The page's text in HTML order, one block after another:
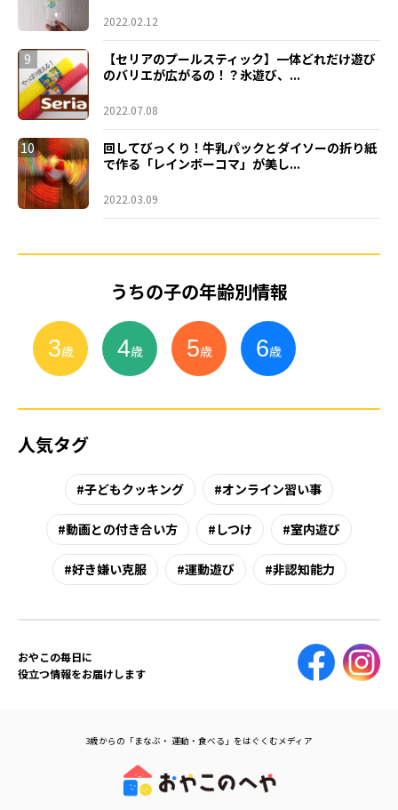
2022.02.12
9
【セリアのプールスティック】一体どれだけ遊び
のバリエが広がるの！？氷遊び、...
2022.07.08
10
回してびっくり！牛乳パックとダイソーの折り紙
で作る「レインボーコマ」が美し...
2022.03.09
うちの子の年齢別情報
3歳 4歳 5歳 6歳
人気タグ
子どもクッキング オンライン習い事
動画との付き合い方 しつけ 室内遊び
好き嫌い克服 運動遊び 非認知能力
おやこの毎日に
役立つ情報をお届けします
3歳からの「まなぶ・ 運動・食べる」をはぐくむメディア